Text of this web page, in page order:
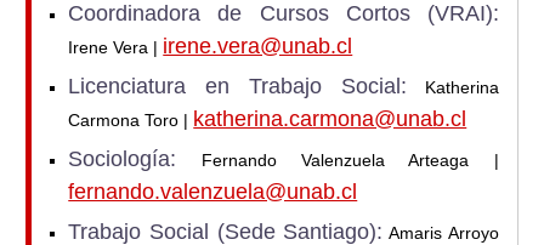
Coordinadora de Cursos Cortos (VRAI):
Irene Vera | irene.vera@unab.cl
Licenciatura en Trabajo Social: Katherina
Carmona Toro | katherina.carmona@unab.cl
Sociología: Fernando Valenzuela Arteaga |
fernando.valenzuela@unab.cl
Trabajo Social (Sede Santiago): Amaris Arroyo